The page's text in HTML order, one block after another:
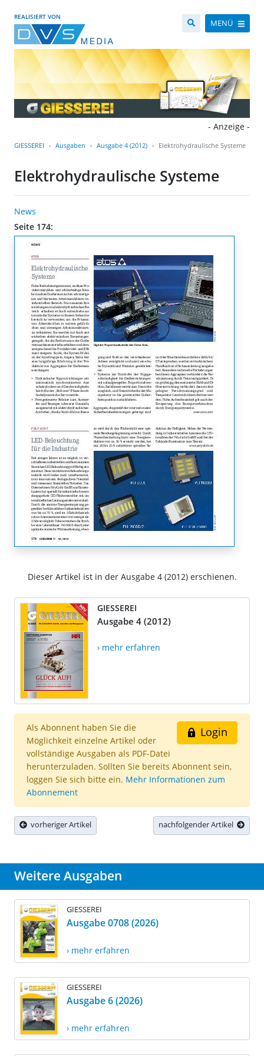
REALISIERT VON
MENÜ
- Anzeige -
GIESSEREI Ausgaben Ausgabe 4 (2012) Elektrohydraulische Systeme
Elektrohydraulische Systeme
News
Seite 174:
Dieser Artikel ist in der Ausgabe 4 (2012) erschienen.
GIESSEREI
Ausgabe 4 (2012)
› mehr erfahren
Login
Als Abonnent haben Sie die
Möglichkeit einzelne Artikel oder
vollständige Ausgaben als PDF-Datei
herunterzuladen. Sollten Sie bereits Abonnent sein,
loggen Sie sich bitte ein. Mehr Informationen zum
Abonnement
vorheriger Artikel nachfolgender Artikel
Weitere Ausgaben
GIESSEREI
Ausgabe 0708 (2026)
› mehr erfahren
GIESSEREI
Ausgabe 6 (2026)
› mehr erfahren